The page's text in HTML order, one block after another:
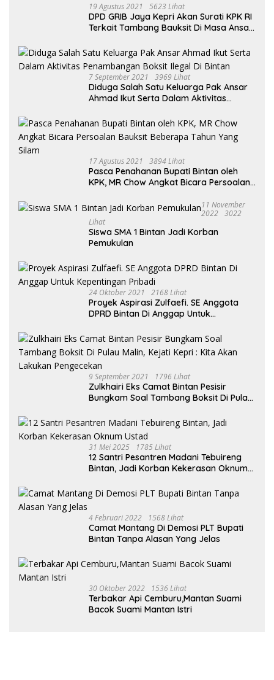
19 Agustus 2021 5623 Lihat
DPD GRIB Jaya Kepri Akan Surati KPK RI
Terkait Tambang Bauksit Di Masa Ansar
7 September 2021 3969 Lihat
Diduga Salah Satu Keluarga Pak Ansar
Ahmad Ikut Serta Dalam Aktivitas
17 Agustus 2021 3894 Lihat
Pasca Penahanan Bupati Bintan oleh
KPK, MR Chow Angkat Bicara Persoalan
11 November
2022 3022
Lihat
Siswa SMA 1 Bintan Jadi Korban
Pemukulan
24 Oktober 2021 2168 Lihat
Proyek Aspirasi Zulfaefi. SE Anggota
DPRD Bintan Di Anggap Untuk
9 September 2021 1796 Lihat
Zulkhairi Eks Camat Bintan Pesisir
Bungkam Soal Tambang Boksit Di Pulau
Pengecekan
31 Mei 2025 1785 Lihat
12 Santri Pesantren Madani Tebuireng
Bintan, Jadi Korban Kekerasan Oknum
4 Februari 2022 1568 Lihat
Camat Mantang Di Demosi PLT Bupati
Bintan Tanpa Alasan Yang Jelas
30 Oktober 2022 1536 Lihat
Terbakar Api Cemburu,Mantan Suami
Bacok Suami Mantan Istri